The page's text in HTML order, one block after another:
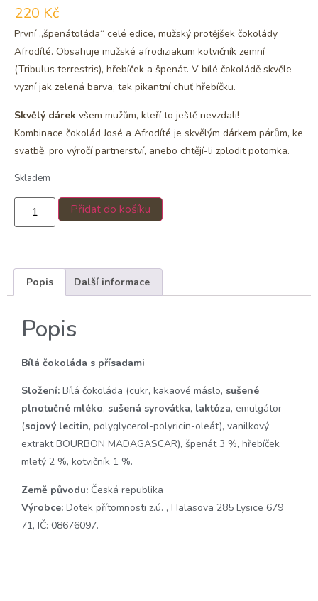
220 Kč
První „špenátoláda“ celé edice, mužský protějšek čokolády
Afrodíté. Obsahuje mužské afrodiziakum kotvičník zemní
(Tribulus terrestris), hřebíček a špenát. V bílé čokoládě skvěle
vyzní jak zelená barva, tak pikantní chuť hřebíčku.
Skvělý dárek všem mužům, kteří to ještě nevzdali!
Kombinace čokolád José a Afrodíté je skvělým dárkem párům, ke
svatbě, pro výročí partnerství, anebo chtějí-li zplodit potomka.
Skladem
Přidat do košíku
Popis Další informace
Popis
Bílá čokoláda s přísadami
Složení: Bílá čokoláda (cukr, kakaové máslo, sušené
plnotučné mléko, sušená syrovátka, laktóza, emulgátor
(sojový lecitin, polyglycerol-polyricin-oleát), vanilkový
extrakt BOURBON MADAGASCAR), špenát 3 %, hřebíček
mletý 2 %, kotvičník 1 %.
Země původu: Česká republika
Výrobce: Dotek přítomnosti z.ú. , Halasova 285 Lysice 679
71, IČ: 08676097.